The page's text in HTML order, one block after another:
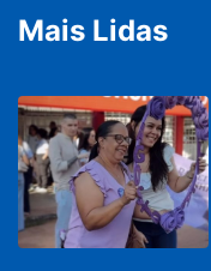
Mais Lidas